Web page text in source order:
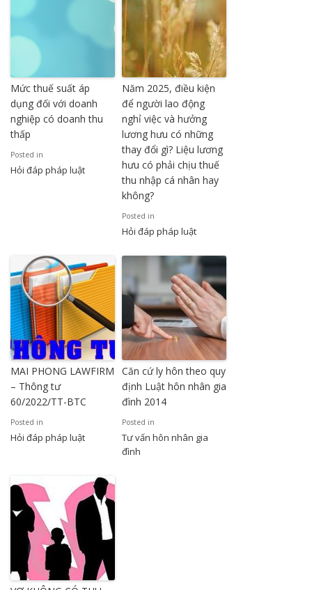
Mức thuế suất áp
dụng đối với doanh
nghiệp có doanh thu
thấp
Posted in
Hỏi đáp pháp luật
Năm 2025, điều kiện
để người lao động
nghỉ việc và hưởng
lương hưu có những
thay đổi gì? Liệu lương
hưu có phải chịu thuế
thu nhập cá nhân hay
không?
Posted in
Hỏi đáp pháp luật
MAI PHONG LAWFIRM
– Thông tư
60/2022/TT-BTC
Posted in
Hỏi đáp pháp luật
Căn cứ ly hôn theo quy
định Luật hôn nhân gia
đình 2014
Posted in
Tư vấn hôn nhân gia
đình